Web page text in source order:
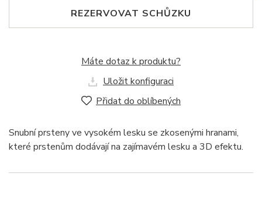
REZERVOVAT SCHŮZKU
Máte dotaz k produktu?
Uložit konfiguraci
Přidat do oblíbených
Snubní prsteny ve vysokém lesku se zkosenými hranami,
které prstenům dodávají na zajímavém lesku a 3D efektu.